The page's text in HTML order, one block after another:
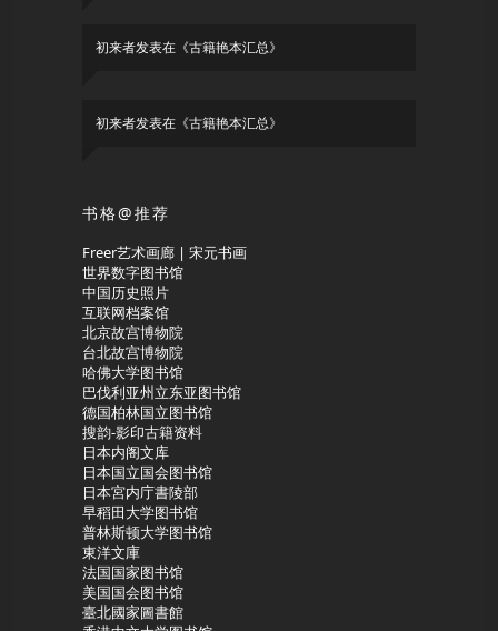
初来者发表在《古籍艳本汇总》
初来者发表在《古籍艳本汇总》
书格@推荐
Freer艺术画廊 | 宋元书画
世界数字图书馆
中国历史照片
互联网档案馆
北京故宫博物院
台北故宫博物院
哈佛大学图书馆
巴伐利亚州立东亚图书馆
德国柏林国立图书馆
搜韵-影印古籍资料
日本内阁文库
日本国立国会图书馆
日本宮内庁書陵部
早稻田大学图书馆
普林斯顿大学图书馆
東洋文庫
法国国家图书馆
美国国会图书馆
臺北國家圖書館